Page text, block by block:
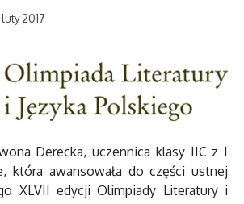
2017
Derecka, uczennica klasy IIC z I
która awansowała do części ustnej
XLVII edycji Olimpiady Literatury i